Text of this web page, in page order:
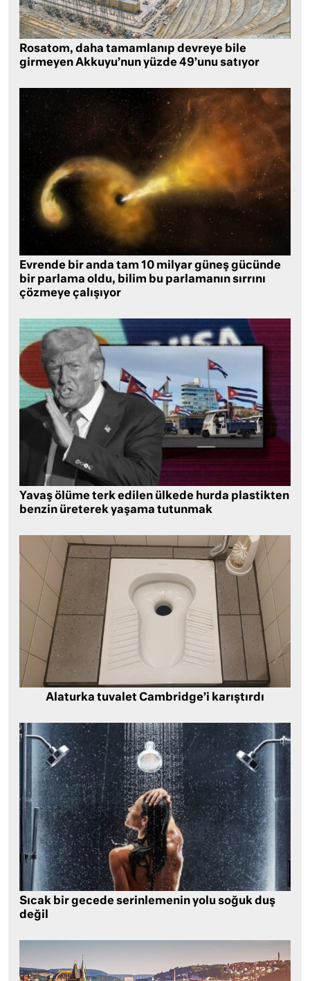
Rosatom, daha tamamlanıp devreye bile
girmeyen Akkuyu’nun yüzde 49’unu satıyor
Evrende bir anda tam 10 milyar güneş gücünde
bir parlama oldu, bilim bu parlamanın sırrını
çözmeye çalışıyor
Yavaş ölüme terk edilen ülkede hurda plastikten
benzin üreterek yaşama tutunmak
Alaturka tuvalet Cambridge’i karıştırdı
Sıcak bir gecede serinlemenin yolu soğuk duş
değil